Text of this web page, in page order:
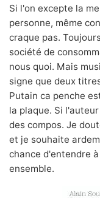
Si l'on excepte la
personne, même
craque pas.
société de
nous quoi. Mais
signe que deux
Putain ca penche
la plaque. Si
des compos. Je
et je souhaite
chance d'entendre
ensemble.